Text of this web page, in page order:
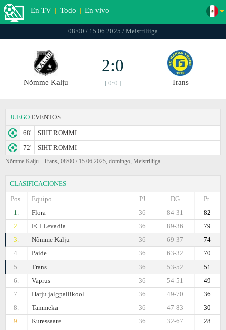
En TV | Todo | En vivo
08:00 / 15.06.2025 / Meistriliiga
Nõmme Kalju
2:0
[ 0:0 ] Trans
JUEGO EVENTOS
68'
SIHT ROMMI
72'
SIHT ROMMI
Nõmme Kalju - Trans, 08:00 / 15.06.2025, domingo, Meistriliiga
CLASIFICACIONES
Pos.
Equipo Pt.
DG
PJ
1.
Flora 82
84-31
36
2.
FCI Levadia 79
89-36
36
3.
Nõmme Kalju 74
69-37
36
4.
Paide 70
63-32
36
5.
Trans 51
53-52
36
6.
Vaprus 49
54-51
36
7.
Harju jalgpallikool 36
49-70
36
8.
Tammeka 30
47-83
36
9.
Kuressaare 28
32-67
36